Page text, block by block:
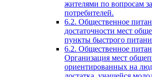
жителями по вопросам
потребителей.
6.2. Общественное
достаточности мест
пункты быстрого
6.2. Общественное
Организация мест
ориентированных на